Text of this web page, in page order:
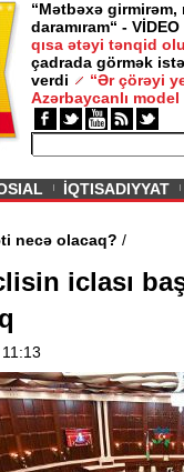
“Mətbəxə girmirəm,
daramıram“ - VİDEO
qısa ətəyi tənqid
çadrada görmək
verdi
“Ər çörəyi
Azərbaycanlı model
İQTISADIYYAT
necə olacaq?
iclası